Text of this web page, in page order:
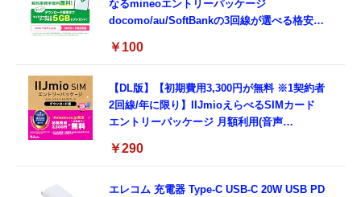
なるmineoエントリーパッケージ
docomo/au/SoftBankの3回線が選べる格安
￥100
【DL版】【初期費用3,300円が無料 ※1契約者
2回線/年に限り】IIJmioえらべるSIMカード
エントリーパッケージ 月額利用(音声
プリペイド)[ドコモ回線]IM-B327
￥290
エレコム 充電器 Type-C USB-C 20W USB PD